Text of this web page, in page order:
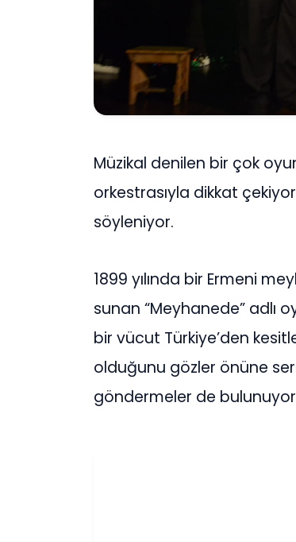
Müzikal denilen bir çok
orkestrasıyla dikkat
söyleniyor.
1899 yılında bir Ermeni
sunan “Meyhanede” adlı
bir vücut Türkiye’den
olduğunu gözler önüne
göndermeler de